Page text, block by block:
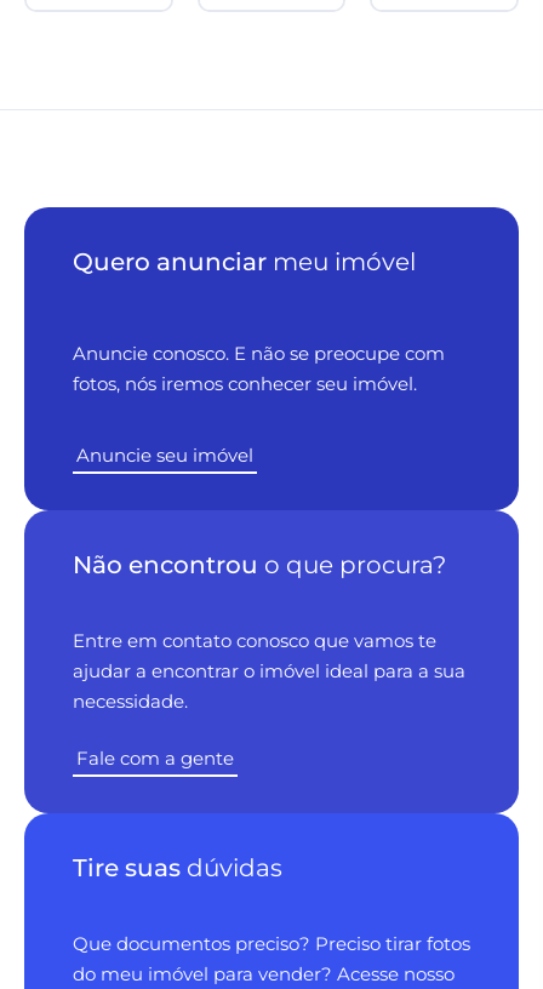
Quero anunciar meu imóvel
Anuncie conosco. E não se preocupe com
fotos, nós iremos conhecer seu imóvel.
Anuncie seu imóvel
Não encontrou o que procura?
Entre em contato conosco que vamos te
ajudar a encontrar o imóvel ideal para a sua
necessidade.
Fale com a gente
Tire suas dúvidas
Que documentos preciso? Preciso tirar fotos
do meu imóvel para vender? Acesse nosso